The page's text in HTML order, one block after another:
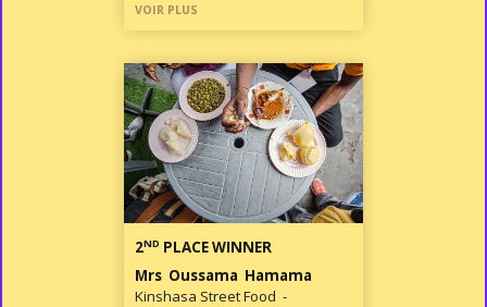
VOIR PLUS
2ND PLACE WINNER
Mrs Oussama Hamama
Kinshasa Street Food -